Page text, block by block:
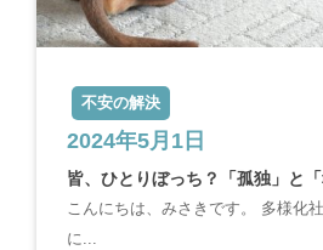
不安の解決
2024年5月1日
皆、ひとりぼっち？「孤独」と
こんにちは、みさきです。 多様化
に...